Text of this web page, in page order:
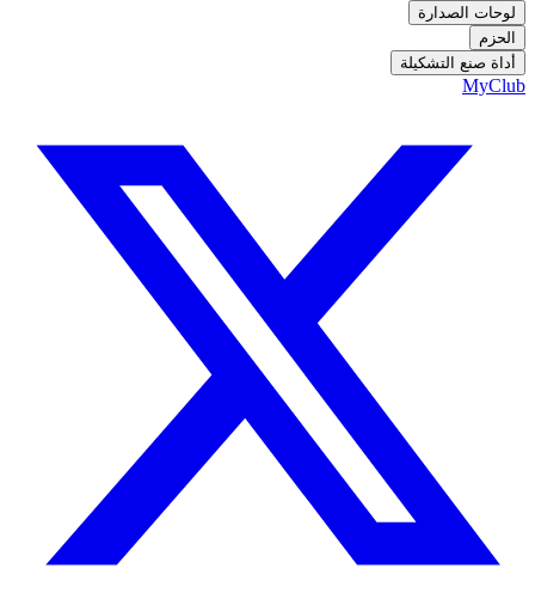
لوحات الصدارة
الحزم
أداة صنع التشكيلة
MyClub